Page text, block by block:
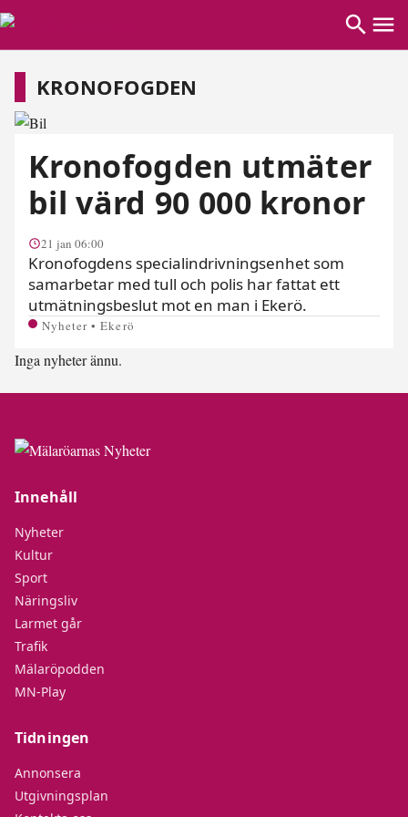
Kronofogden
KRONOFOGDEN
Kronofogden utmäter
bil värd 90 000 kronor
21 jan 06:00
Kronofogdens specialindrivningsenhet som
samarbetar med tull och polis har fattat ett
utmätningsbeslut mot en man i Ekerö.
Nyheter • Ekerö
Inga nyheter ännu.
Innehåll
Nyheter
Kultur
Sport
Näringsliv
Larmet går
Trafik
Mälaröpodden
MN-Play
Tidningen
Annonsera
Utgivningsplan